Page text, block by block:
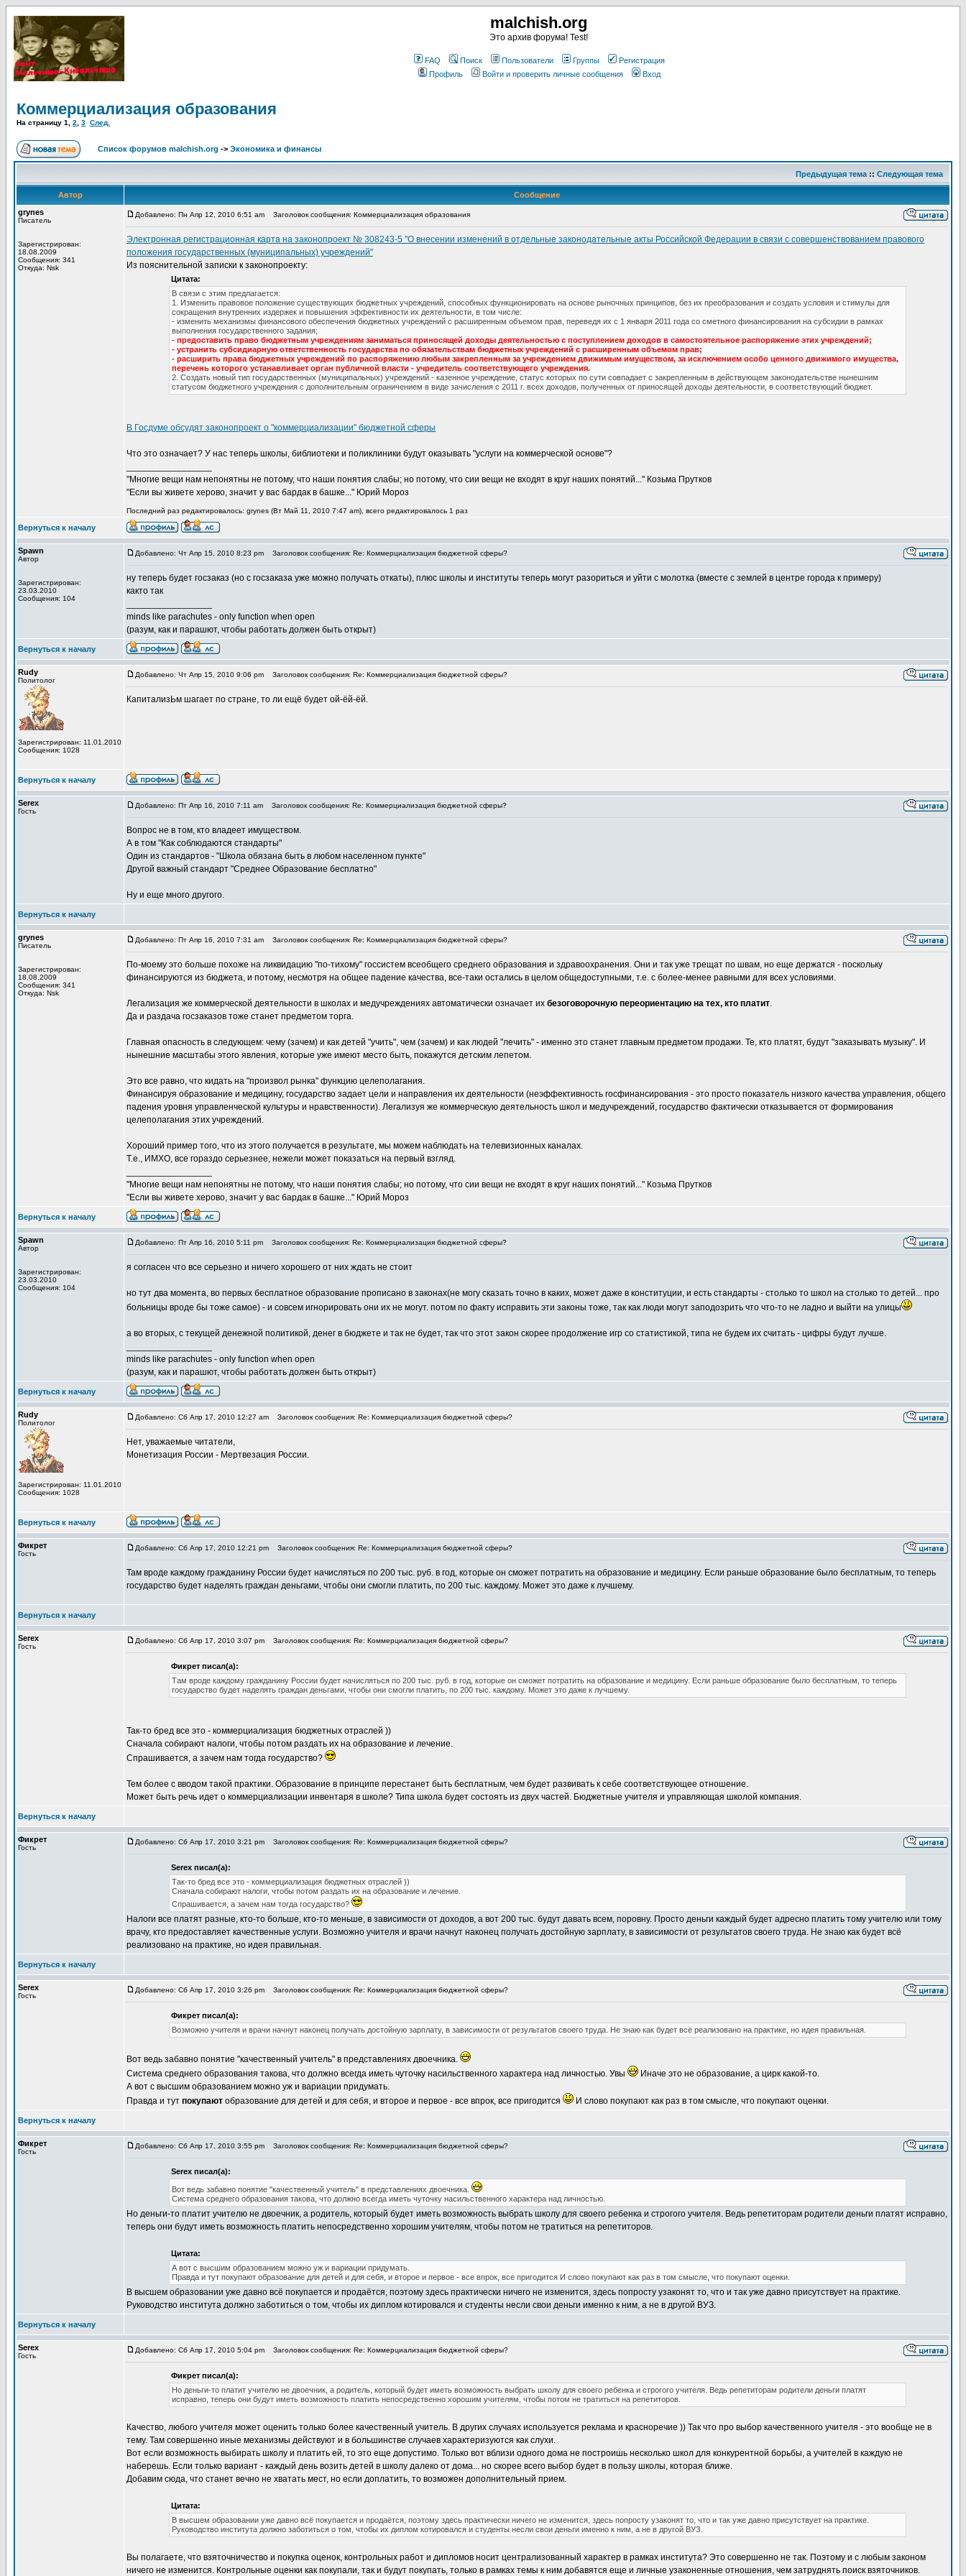
malchish.org
Это архив форума! Test!
FAQ Поиск Пользователи Группы
Регистрация
Профиль
Войти и проверить личные сообщения Вход
Коммерциализация образования
На страницу 1 2 3 След.
Список форумов malchish.org -> Экономика и финансы
Предыдущая тема :: Следующая тема
Автор
Сообщение
grynes
Писатель
Зарегистрирован:
18.08.2009
Сообщения: 341
Откуда: Nsk
Добавлено: Пн Апр 12, 2010 6:51 am Заголовок сообщения: Коммерциализация образования
Электронная регистрационная карта на законопроект № 308243-5 "О внесении изменений в отдельные законодательные акты Российской Федерации в связи с совершенствованием правового
положения государственных (муниципальных) учреждений"
Из пояснительной записки к законопроекту:
Цитата:
В связи с этим предлагается:
1. Изменить правовое положение существующих бюджетных учреждений, способных функционировать на основе рыночных принципов, без их преобразования и создать условия и стимулы для
сокращения внутренних издержек и повышения эффективности их деятельности, в том числе:
- изменить механизмы финансового обеспечения бюджетных учреждений с расширенным объемом прав, переведя их с 1 января 2011 года со сметного финансирования на субсидии в рамках
выполнения государственного задания;
- предоставить право бюджетным учреждениям заниматься приносящей доходы деятельностью с поступлением доходов в самостоятельное распоряжение этих учреждений;
- устранить субсидиарную ответственность государства по обязательствам бюджетных учреждений с расширенным объемом прав;
- расширить права бюджетных учреждений по распоряжению любым закрепленным за учреждением движимым имуществом, за исключением особо ценного движимого имущества,
перечень которого устанавливает орган публичной власти - учредитель соответствующего учреждения.
2. Создать новый тип государственных (муниципальных) учреждений - казенное учреждение, статус которых по сути совпадает с закрепленным в действующем законодательстве нынешним
статусом бюджетного учреждения с дополнительным ограничением в виде зачисления с 2011 г. всех доходов, полученных от приносящей доходы деятельности, в соответствующий бюджет.
В Госдуме обсудят законопроект о "коммерциализации" бюджетной сферы
Что это означает? У нас теперь школы, библиотеки и поликлиники будут оказывать "услуги на коммерческой основе"?
"Многие вещи нам непонятны не потому, что наши понятия слабы; но потому, что сии вещи не входят в круг наших понятий..." Козьма Прутков
"Если вы живете херово, значит у вас бардак в башке..." Юрий Мороз
Последний раз редактировалось: grynes (Вт Май 11, 2010 7:47 am), всего редактировалось 1 раз
Вернуться к началу
Spawn
Автор
Зарегистрирован:
23.03.2010
Сообщения: 104
Добавлено: Чт Апр 15, 2010 8:23 pm Заголовок сообщения: Re: Коммерциализация бюджетной сферы?
ну теперь будет госзаказ (но с госзаказа уже можно получать откаты), плюс школы и институты теперь могут разориться и уйти с молотка (вместе с землей в центре города к примеру)
както так
minds like parachutes - only function when open
(разум, как и парашют, чтобы работать должен быть открыт)
Вернуться к началу
Rudy
Политолог
Зарегистрирован: 11.01.2010
Сообщения: 1028
Добавлено: Чт Апр 15, 2010 9:06 pm Заголовок сообщения: Re: Коммерциализация бюджетной сферы?
КапитализЬм шагает по стране, то ли ещё будет ой-ёй-ёй.
Вернуться к началу
Serex
Гость
Добавлено: Пт Апр 16, 2010 7:11 am Заголовок сообщения: Re: Коммерциализация бюджетной сферы?
Вопрос не в том, кто владеет имуществом.
А в том "Как соблюдаются стандарты"
Один из стандартов - "Школа обязана быть в любом населенном пункте"
Другой важный стандарт "Среднее Образование бесплатно"
Ну и еще много другого.
Вернуться к началу
grynes
Писатель
Зарегистрирован:
18.08.2009
Сообщения: 341
Откуда: Nsk
Добавлено: Пт Апр 16, 2010 7:31 am Заголовок сообщения: Re: Коммерциализация бюджетной сферы?
По-моему это больше похоже на ликвидацию "по-тихому" госсистем всеобщего среднего образования и здравоохранения. Они и так уже трещат по швам, но еще держатся - поскольку
финансируются из бюджета, и потому, несмотря на общее падение качества, все-таки остались в целом общедоступными, т.е. с более-менее равными для всех условиями.
Легализация же коммерческой деятельности в школах и медучреждениях автоматически означает их безоговорочную переориентацию на тех, кто платит.
Да и раздача госзаказов тоже станет предметом торга.
Главная опасность в следующем: чему (зачем) и как детей "учить", чем (зачем) и как людей "лечить" - именно это станет главным предметом продажи. Те, кто платят, будут "заказывать музыку". И
нынешние масштабы этого явления, которые уже имеют место быть, покажутся детским лепетом.
Это все равно, что кидать на "произвол рынка" функцию целеполагания.
Финансируя образование и медицину, государство задает цели и направления их деятельности (неэффективность госфинансирования - это просто показатель низкого качества управления, общего
падения уровня управленческой культуры и нравственности). Легализуя же коммерческую деятельность школ и медучреждений, государство фактически отказывается от формирования
целеполагания этих учреждений.
Хороший пример того, что из этого получается в результате, мы можем наблюдать на телевизионных каналах.
Т.е., ИМХО, все гораздо серьезнее, нежели может показаться на первый взгляд.
"Многие вещи нам непонятны не потому, что наши понятия слабы; но потому, что сии вещи не входят в круг наших понятий..." Козьма Прутков
"Если вы живете херово, значит у вас бардак в башке..." Юрий Мороз
Вернуться к началу
Spawn
Автор
Зарегистрирован:
23.03.2010
Сообщения: 104
Добавлено: Пт Апр 16, 2010 5:11 pm Заголовок сообщения: Re: Коммерциализация бюджетной сферы?
я согласен что все серьезно и ничего хорошего от них ждать не стоит
но тут два момента, во первых бесплатное образование прописано в законах(не могу сказать точно в каких, может даже в конституции, и есть стандарты - столько то школ на столько то детей... про
больницы вроде бы тоже самое) - и совсем игнорировать они их не могут. потом по факту исправить эти законы тоже, так как люди могут заподозрить что что-то не ладно и выйти на улицы
а во вторых, с текущей денежной политикой, денег в бюджете и так не будет, так что этот закон скорее продолжение игр со статистикой, типа не будем их считать - цифры будут лучше.
minds like parachutes - only function when open
(разум, как и парашют, чтобы работать должен быть открыт)
Вернуться к началу
Rudy
Политолог
Зарегистрирован: 11.01.2010
Сообщения: 1028
Добавлено: Сб Апр 17, 2010 12:27 am Заголовок сообщения: Re: Коммерциализация бюджетной сферы?
Нет, уважаемые читатели,
Монетизация России - Мертвезация России.
Вернуться к началу
Фикрет
Гость
Добавлено: Сб Апр 17, 2010 12:21 pm Заголовок сообщения: Re: Коммерциализация бюджетной сферы?
Там вроде каждому гражданину России будет начисляться по 200 тыс. руб. в год, которые он сможет потратить на образование и медицину. Если раньше образование было бесплатным, то теперь
государство будет наделять граждан деньгами, чтобы они смогли платить, по 200 тыс. каждому. Может это даже к лучшему.
Вернуться к началу
Serex
Гость
Добавлено: Сб Апр 17, 2010 3:07 pm Заголовок сообщения: Re: Коммерциализация бюджетной сферы?
Фикрет писал(а):
Там вроде каждому гражданину России будет начисляться по 200 тыс. руб. в год, которые он сможет потратить на образование и медицину. Если раньше образование было бесплатным, то теперь
государство будет наделять граждан деньгами, чтобы они смогли платить, по 200 тыс. каждому. Может это даже к лучшему.
Так-то бред все это - коммерциализация бюджетных отраслей ))
Сначала собирают налоги, чтобы потом раздать их на образование и лечение.
Спрашивается, а зачем нам тогда государство?
Тем более с вводом такой практики. Образование в принципе перестанет быть бесплатным, чем будет развивать к себе соответствующее отношение.
Может быть речь идет о коммерциализации инвентаря в школе? Типа школа будет состоять из двух частей. Бюджетные учителя и управляющая школой компания.
Вернуться к началу
Фикрет
Гость
Добавлено: Сб Апр 17, 2010 3:21 pm Заголовок сообщения: Re: Коммерциализация бюджетной сферы?
Serex писал(а):
Так-то бред все это - коммерциализация бюджетных отраслей ))
Сначала собирают налоги, чтобы потом раздать их на образование и лечение.
Спрашивается, а зачем нам тогда государство?
Налоги все платят разные, кто-то больше, кто-то меньше, в зависимости от доходов, а вот 200 тыс. будут давать всем, поровну. Просто деньги каждый будет адресно платить тому учителю или тому
врачу, кто предоставляет качественные услуги. Возможно учителя и врачи начнут наконец получать достойную зарплату, в зависимости от результатов своего труда. Не знаю как будет всё
реализовано на практике, но идея правильная.
Вернуться к началу
Serex
Гость
Добавлено: Сб Апр 17, 2010 3:26 pm Заголовок сообщения: Re: Коммерциализация бюджетной сферы?
Фикрет писал(а):
Возможно учителя и врачи начнут наконец получать достойную зарплату, в зависимости от результатов своего труда. Не знаю как будет всё реализовано на практике, но идея правильная.
Вот ведь забавно понятие "качественный учитель" в представлениях двоечника.
Система среднего образования такова, что должно всегда иметь чуточку насильственного характера над личностью. Увы
Иначе это не образование, а цирк какой-то.
А вот с высшим образованием можно уж и вариации придумать.
Правда и тут покупают образование для детей и для себя, и второе и первое - все впрок, все пригодится И слово покупают как раз в том смысле, что покупают оценки.
Вернуться к началу
Фикрет
Гость
Добавлено: Сб Апр 17, 2010 3:55 pm Заголовок сообщения: Re: Коммерциализация бюджетной сферы?
Serex писал(а):
Вот ведь забавно понятие "качественный учитель" в представлениях двоечника.
Система среднего образования такова, что должно всегда иметь чуточку насильственного характера над личностью.
Но деньги-то платит учителю не двоечник, а родитель, который будет иметь возможность выбрать школу для своего ребенка и строгого учителя. Ведь репетиторам родители деньги платят исправно,
теперь они будут иметь возможность платить непосредственно хорошим учителям, чтобы потом не тратиться на репетиторов.
Цитата:
А вот с высшим образованием можно уж и вариации придумать.
Правда и тут покупают образование для детей и для себя, и второе и первое - все впрок, все пригодится И слово покупают как раз в том смысле, что покупают оценки.
В высшем образовании уже давно всё покупается и продаётся, поэтому здесь практически ничего не изменится, здесь попросту узаконят то, что и так уже давно присутствует на практике.
Руководство института должно заботиться о том, чтобы их диплом котировался и студенты несли свои деньги именно к ним, а не в другой ВУЗ.
Вернуться к началу
Serex
Гость
Добавлено: Сб Апр 17, 2010 5:04 pm Заголовок сообщения: Re: Коммерциализация бюджетной сферы?
Фикрет писал(а):
Но деньги-то платит учителю не двоечник, а родитель, который будет иметь возможность выбрать школу для своего ребенка и строгого учителя. Ведь репетиторам родители деньги платят
исправно, теперь они будут иметь возможность платить непосредственно хорошим учителям, чтобы потом не тратиться на репетиторов.
Качество, любого учителя может оценить только более качественный учитель. В других случаях используется реклама и красноречие )) Так что про выбор качественного учителя - это вообще не в
тему. Там совершенно иные механизмы действуют и в большинстве случаев характеризуются как слухи.
Вот если возможность выбирать школу и платить ей, то это еще допустимо. Только вот вблизи одного дома не построишь несколько школ для конкурентной борьбы, а учителей в каждую не
наберешь. Если только вариант - каждый день возить детей в школу далеко от дома... но скорее всего выбор будет в пользу школы, которая ближе.
Добавим сюда, что станет вечно не хватать мест, но если доплатить, то возможен дополнительный прием.
Цитата:
В высшем образовании уже давно всё покупается и продаётся, поэтому здесь практически ничего не изменится, здесь попросту узаконят то, что и так уже давно присутствует на практике.
Руководство института должно заботиться о том, чтобы их диплом котировался и студенты несли свои деньги именно к ним, а не в другой ВУЗ.
Вы полагаете, что взяточничество и покупка оценок, контрольных работ и дипломов носит централизованный характер в рамках института? Это совершенно не так. Поэтому и с любым законом
ничего не изменится. Контрольные оценки как покупали, так и будут покупать, только в рамках темы к ним добавятся еще и личные узаконенные отношения, чем затруднять поиск взяточников.